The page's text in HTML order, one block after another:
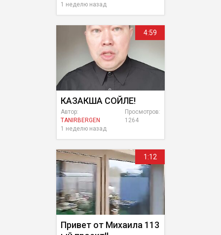
1 неделю назад
4:59
КАЗАКША СОЙЛЕ!
Просмотров:
1264
Автор:
TANIRBERGEN
1 неделю назад
1:12
Привет от Михаила 113